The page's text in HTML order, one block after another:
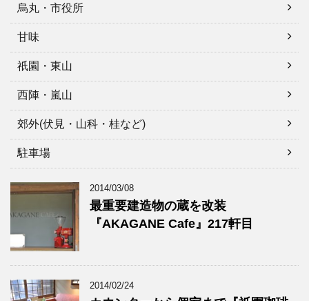
烏丸・市役所
甘味
祇園・東山
西陣・嵐山
郊外(伏見・山科・桂など)
駐車場
2014/03/08
最重要建造物の蔵を改装
『AKAGANE Cafe』217軒目
2014/02/24